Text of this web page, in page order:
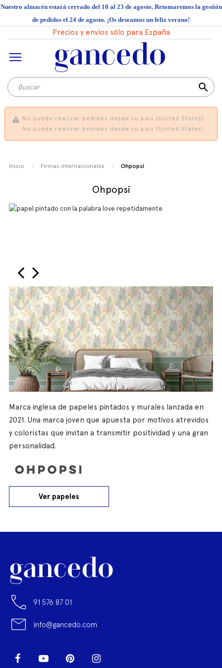
Nuestro almacén estará cerrado del 10 al 23 de agosto. Retomaremos la gestión
de pedidos el 24 de agosto. ¡Os deseamos un feliz verano!
Precios y envíos sólo para España
search
No puede realizar pedidos desde su país (United States).
No puede realizar pedidos desde su país (United States).
Inicio Firmas internacionales Ohpopsi
Ohpopsi
‹ ›
Marca inglesa de papeles pintados y murales lanzada en
2021. Una marca joven que apuesta por motivos atrevidos
y coloristas que invitan a transmitir positividad y una gran
personalidad.
Ver papeles
91 576 87 01
info@gancedo.com
Facebook YouTube Pinterest